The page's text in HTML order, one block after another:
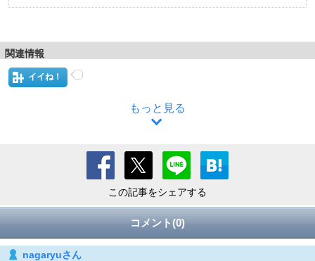
関連情報
イイね！
もっと見る
この記事をシェアする
コメント(0)
nagaryuさん